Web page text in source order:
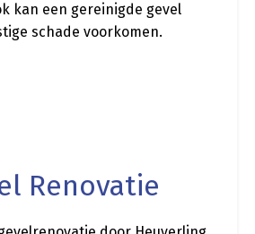
kan een gereinigde gevel
schade voorkomen.
Renovatie